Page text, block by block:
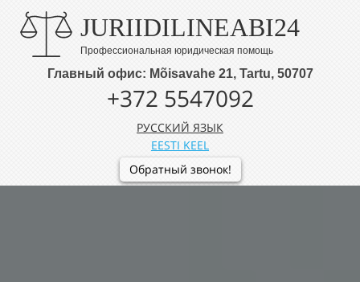
JURIIDILINEABI24
Профессиональная юридическая помощь
Главный офис: Mõisavahe 21, Tartu, 50707
+372 5547092
РУССКИЙ ЯЗЫК
EESTI KEEL
Обратный звонок!